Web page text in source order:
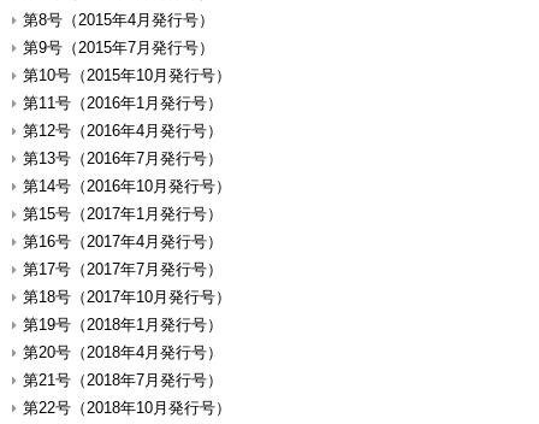
第8号（2015年4月発行号）
第9号（2015年7月発行号）
第10号（2015年10月発行号）
第11号（2016年1月発行号）
第12号（2016年4月発行号）
第13号（2016年7月発行号）
第14号（2016年10月発行号）
第15号（2017年1月発行号）
第16号（2017年4月発行号）
第17号（2017年7月発行号）
第18号（2017年10月発行号）
第19号（2018年1月発行号）
第20号（2018年4月発行号）
第21号（2018年7月発行号）
第22号（2018年10月発行号）